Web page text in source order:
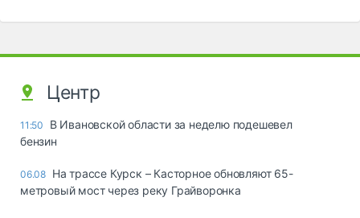
Центр
11:50
В Ивановской области за неделю подешевел
бензин
06.08 На трассе Курск – Касторное обновляют 65-
метровый мост через реку Грайворонка